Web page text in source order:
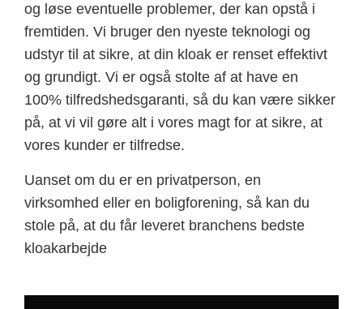
og løse eventuelle problemer, der kan opstå i
fremtiden. Vi bruger den nyeste teknologi og
udstyr til at sikre, at din kloak er renset effektivt
og grundigt. Vi er også stolte af at have en
100% tilfredshedsgaranti, så du kan være sikker
på, at vi vil gøre alt i vores magt for at sikre, at
vores kunder er tilfredse.
Uanset om du er en privatperson, en
virksomhed eller en boligforening, så kan du
stole på, at du får leveret branchens bedste
kloakarbejde